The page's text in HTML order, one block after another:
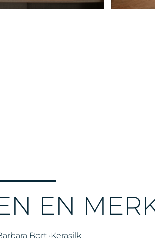
EN
Bort •Kerasilk